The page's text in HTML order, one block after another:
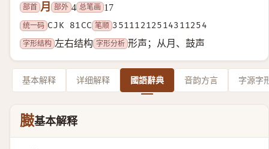
部首 月 部外 4 总笔画 17
统一码 CJK 81CC 笔顺 35111212514311254
字形结构 左右结构 字形分析 形声；从月、鼓声
基本解释 详细解释 國語辭典 音韵方言 字源字
臌基本解释